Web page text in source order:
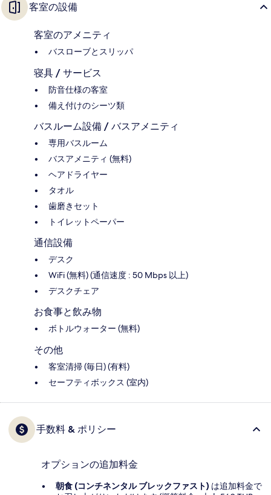
客室の設備
客室のアメニティ
バスローブとスリッパ
寝具 / サービス
防音仕様の客室
備え付けのシーツ類
バスルーム設備 / バスアメニティ
専用バスルーム
バスアメニティ (無料)
ヘアドライヤー
タオル
歯磨きセット
トイレットペーパー
通信設備
デスク
WiFi (無料) (通信速度 : 50 Mbps 以上)
デスクチェア
お食事と飲み物
ボトルウォーター (無料)
その他
客室清掃 (毎日) (有料)
セーフティボックス (室内)
手数料 & ポリシー
オプションの追加料金
朝食 (コンチネンタル ブレックファスト) は追加料金で